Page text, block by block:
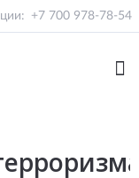
+7 700 978-78-54